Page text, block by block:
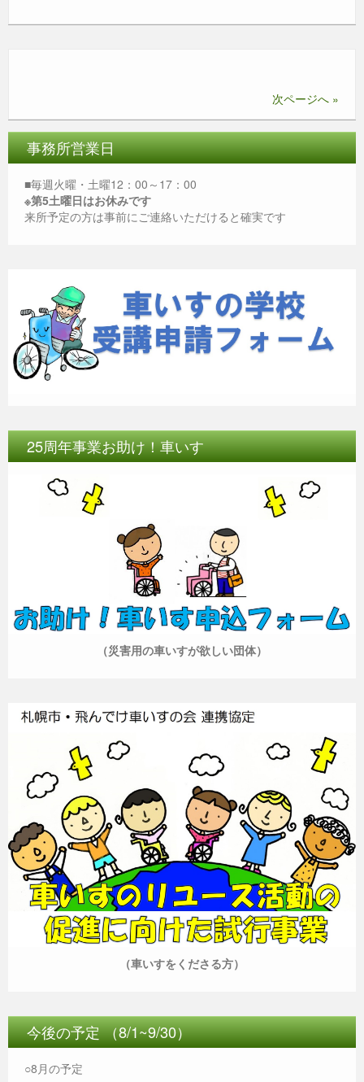
c
o
k
tt e ss
er
ailat
p
次ページへ »
事務所営業日
■毎週火曜・土曜12：00～17：00
※第5土曜日はお休みです
来所予定の方は事前にご連絡いただけると確実です
25周年事業お助け！車いす
（災害用の車いすが欲しい団体）
（車いすをくださる方）
今後の予定 （8/1~9/30）
○8月の予定